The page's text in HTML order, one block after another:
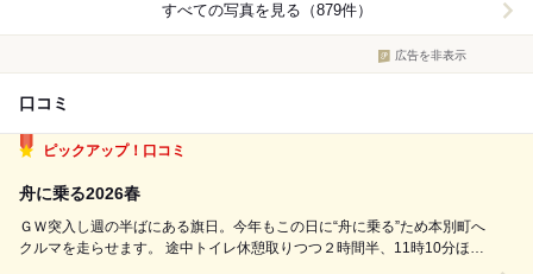
すべての写真を見る（879件）
広告を非表示
口コミ
ピックアップ！口コミ
舟に乗る2026春
ＧＷ突入し週の半ばにある旗日。今年もこの日に“舟に乗る”ため本別町へ
クルマを走らせます。 途中トイレ休憩取りつつ２時間半、11時10分ほど